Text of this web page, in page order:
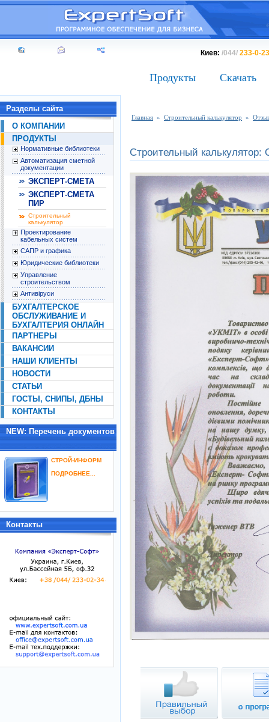
Киев: /044/ 233-0-
Продукты Скачать
Разделы сайта
О КОМПАНИИ
ПРОДУКТЫ
Нормативные библиотеки
Автоматизация сметной
документации
ЭКСПЕРТ-СМЕТА
ЭКСПЕРТ-СМЕТА
ПИР
Строительный
калькулятор
Проектирование
кабельных систем
САПР и графика
Юридические библиотеки
Управление
строительством
Антивіруси
БУХГАЛТЕРСКОЕ
ОБСЛУЖИВАНИЕ И
БУХГАЛТЕРИЯ ОНЛАЙН
ПАРТНЕРЫ
ВАКАНСИИ
НАШИ КЛИЕНТЫ
НОВОСТИ
СТАТЬИ
ГОСТЫ, СНИПЫ, ДБНЫ
КОНТАКТЫ
NEW: Перечень документов
СТРОЙ-ИНФОРМ
ПОДРОБНЕЕ...
Контакты
Главная » Строительный калькулятор »
Строительный калькулятор: